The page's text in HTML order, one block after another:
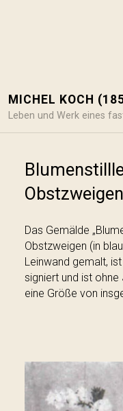
MICHEL KOCH
Leben und Werk eines
Das Gemälde
Obstzweigen (in
Leinwand gemalt,
signiert und ist
eine Größe von